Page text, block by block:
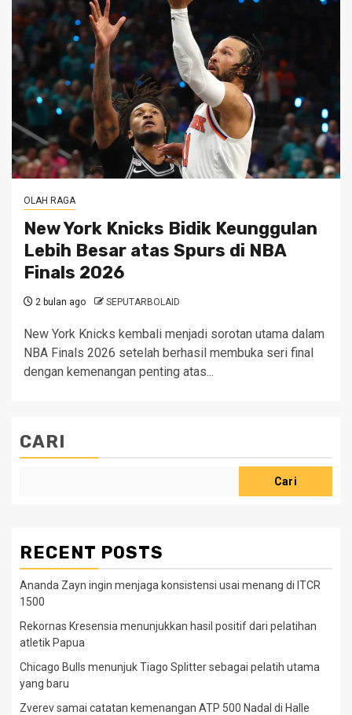
OLAH RAGA
New York Knicks Bidik Keunggulan
Lebih Besar atas Spurs di NBA
Finals 2026
2 bulan ago SEPUTARBOLAID
New York Knicks kembali menjadi sorotan utama dalam
NBA Finals 2026 setelah berhasil membuka seri final
dengan kemenangan penting atas...
CARI
Cari
RECENT POSTS
Ananda Zayn ingin menjaga konsistensi usai menang di ITCR
1500
Rekornas Kresensia menunjukkan hasil positif dari pelatihan
atletik Papua
Chicago Bulls menunjuk Tiago Splitter sebagai pelatih utama
yang baru
Zverev samai catatan kemenangan ATP 500 Nadal di Halle